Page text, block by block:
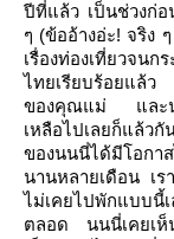
ปีที่แล้ว เป็นช่วงก่
ๆ (ข้ออ้างอ่ะ! จริง
เรื่องท่องเที่ยวจน
ไทยเรียบร้อยแล้ว
ของคุณแม่ และนน
เหลือไปเลยก็แล้ว
ของนนนี่ได้มีโอกา
นานหลายเดือน เร
ไม่เคยไปพักแบบ
ตลอด นนนี่เคยเห็